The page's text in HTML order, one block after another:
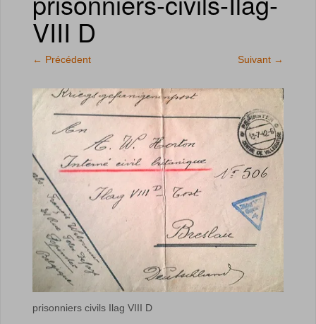
VIII D
← Précédent Suivant →
prisonniers civils Ilag VIII D